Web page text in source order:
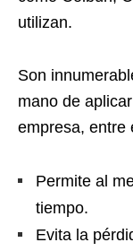
utilizan.
Son
mano de
empresa, entre
Permite al
tiempo.
Evita la